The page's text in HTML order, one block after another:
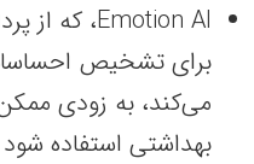
برای تشخیص
می‌کند، به زودی
بهداشتی استفاده